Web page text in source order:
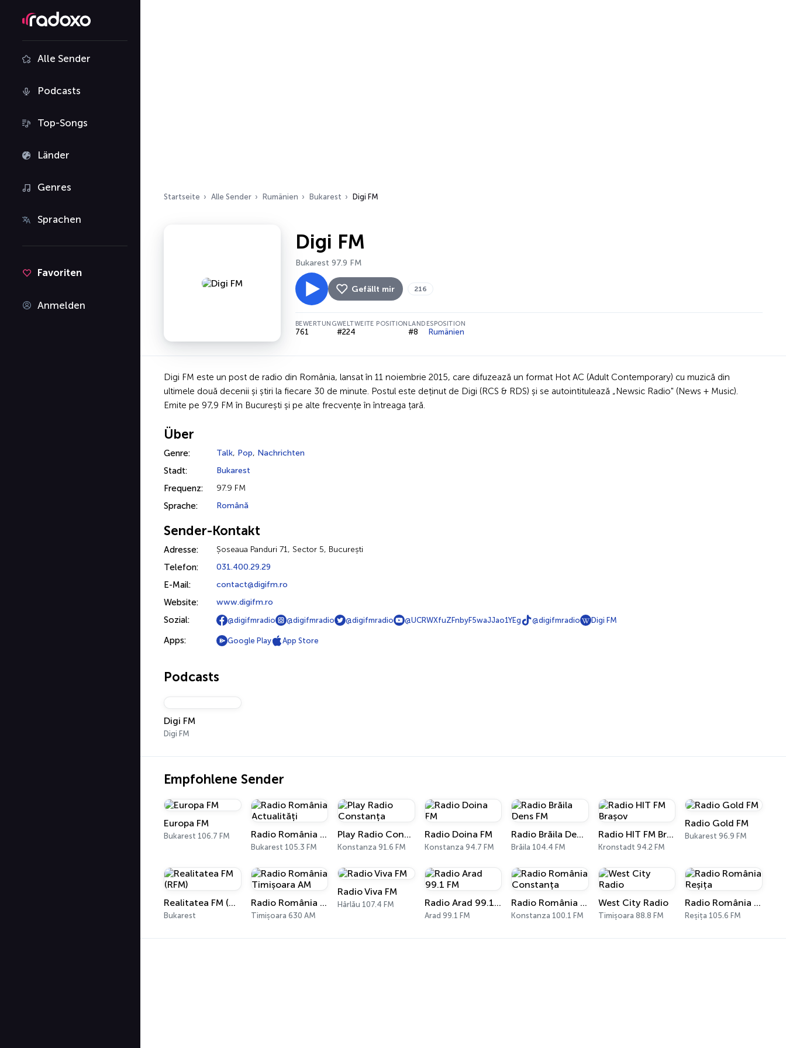
Alle Sender
Podcasts
Top-Songs
Länder
Genres
Sprachen
Favoriten
Anmelden
Startseite Alle Sender Rumänien Bukarest Digi FM
Digi FM
Bukarest 97.9 FM
Gefällt mir 216
BEWERTUNG
761
WELTWEITE POSITION
#224
LANDESPOSITION
#8 Rumänien
Digi FM este un post de radio din România, lansat în 11 noiembrie 2015, care difuzează un format Hot AC (Adult Contemporary) cu muzică din
ultimele două decenii și știri la fiecare 30 de minute. Postul este deținut de Digi (RCS & RDS) și se autointitulează „Newsic Radio" (News + Music).
Emite pe 97,9 FM în București și pe alte frecvențe în întreaga țară.
Über
Genre: Talk, Pop, Nachrichten
Stadt: Bukarest
Frequenz: 97.9 FM
Sprache: Română
Sender-Kontakt
Adresse: Șoseaua Panduri 71, Sector 5, București
Telefon: 031.400.29.29
E-Mail: contact@digifm.ro
Website: www.digifm.ro
Sozial: @digifmradio @digifmradio @digifmradio @UCRWXfuZFnbyF5waJJao1YEg @digifmradio Digi FM
Apps: Google Play App Store
Podcasts
Digi FM
Digi FM
Empfohlene Sender
Europa FM
Bukarest 106.7 FM Radio România Actualități
Bukarest 105.3 FM
Play Radio Constanța
Konstanza 91.6 FM
Radio Doina FM
Konstanza 94.7 FM
Radio Brăila Dens FM
Brăila 104.4 FM
Radio HIT FM Brașov
Kronstadt 94.2 FM
Radio Gold FM
Bukarest 96.9 FM
Realitatea FM (RFM)
Bukarest
Radio România Timișoara AM
Timișoara 630 AM
Radio Viva FM
Hârlău 107.4 FM Radio Arad 99.1 FM
Arad 99.1 FM
Radio România Constanța
Konstanza 100.1 FM
West City Radio
Timișoara 88.8 FM
Radio România Reșița
Reșița 105.6 FM